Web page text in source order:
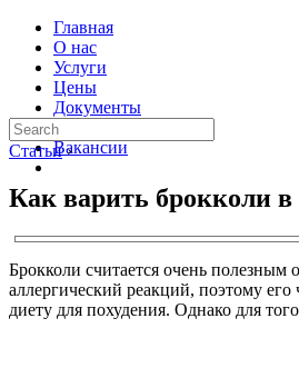
Главная
О нас
Услуги
Цены
Документы
Контакты
Вакансии
Статьи ›
Как варить брокколи
Брокколи считается очень
аллергический реакций, поэтому
диету для похудения. Однако для